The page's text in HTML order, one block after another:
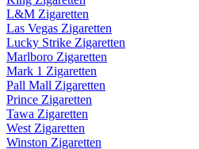
L&M Zigaretten
Las Vegas Zigaretten
Lucky Strike Zigaretten
Marlboro Zigaretten
Mark 1 Zigaretten
Pall Mall Zigaretten
Prince Zigaretten
Tawa Zigaretten
West Zigaretten
Winston Zigaretten